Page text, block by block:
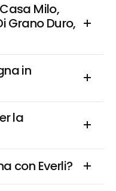
Milo,
Grano Duro,
in
la
con Everli?